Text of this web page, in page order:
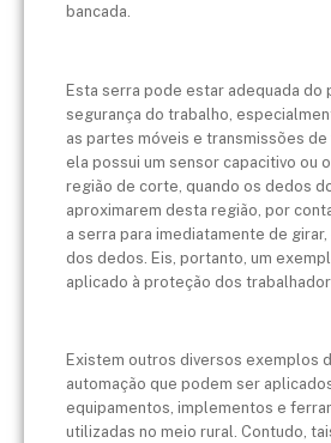
bancada.
Esta serra pode estar adequada do
segurança do trabalho,
as partes móveis e transmissões
ela possui um sensor capacitivo ou
região de corte, quando os dedos
aproximarem desta região, por
a serra para imediatamente de
dos dedos. Eis, portanto, um
aplicado à proteção dos
Existem outros diversos exemplos
automação que podem ser
equipamentos, implementos e
utilizadas no meio rural. Contudo,